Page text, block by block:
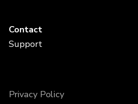
Contact
Support
Privacy Policy